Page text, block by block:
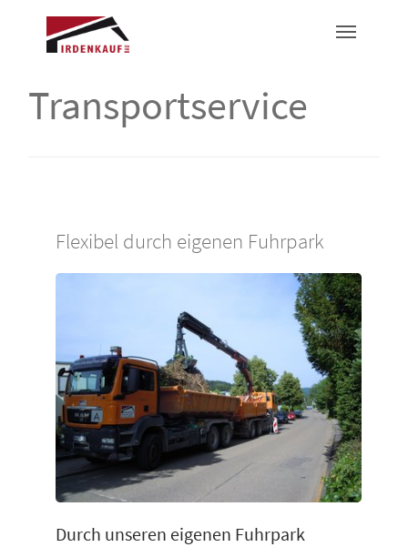
Transportservice
Flexibel durch eigenen Fuhrpark
Durch unseren eigenen Fuhrpark